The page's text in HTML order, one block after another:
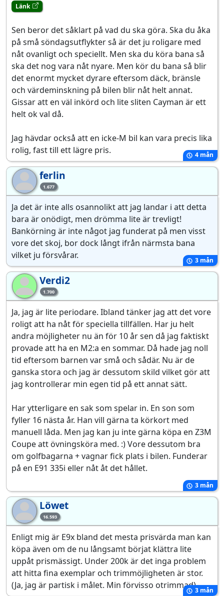
Länk
Sen beror det såklart på vad du ska göra. Ska du åka
på små söndagsutflykter så är det ju roligare med
nåt ovanligt och speciellt. Men ska du köra bana så
ska det nog vara nåt nyare. Men kör du bana så blir
det enormt mycket dyrare eftersom däck, bränsle
och värdeminskning på bilen blir nåt helt annat.
Gissar att en väl inkörd och lite sliten Cayman är ett
helt ok val då.
Jag hävdar också att en icke-M bil kan vara precis lika
rolig, fast till ett lägre pris.
4 mån
fe 1.677
ferlin
Ja det är inte alls osannolikt att jag landar i att detta
bara är onödigt, men drömma lite är trevligt!
Bankörning är inte något jag funderat på men visst
vore det skoj, bor dock långt ifrån närmsta bana
vilket ju försvårar.
3 mån
Ve 1.700
Verdi2
Ja, jag är lite periodare. Ibland tänker jag att det vore
roligt att ha nåt för speciella tillfällen. Har ju helt
andra möjligheter nu än för 10 år sen då jag faktiskt
provade att ha en M2:a en sommar. Då hade jag noll
tid eftersom barnen var små och sådär. Nu är de
ganska stora och jag är dessutom skild vilket gör att
jag kontrollerar min egen tid på ett annat sätt.
Har ytterligare en sak som spelar in. En son som
fyller 16 nästa år. Han vill gärna ta körkort med
manuell låda. Men jag kan ju inte gärna köpa en Z3M
Coupe att övningsköra med. :) Vore dessutom bra
om golfbagarna + vagnar fick plats i bilen. Funderar
på en E91 335i eller nåt åt det hållet.
3 mån
Lö 16.593
Löwet
Enligt mig är E9x bland det mesta prisvärda man kan
köpa även om de nu långsamt börjat klättra lite
uppåt prismässigt. Under 200k är det inga problem
att hitta fina exemplar och trimmöjligheten är stor.
(Ja, jag är partisk i målet. Min förvisso otrimmad)3 mån